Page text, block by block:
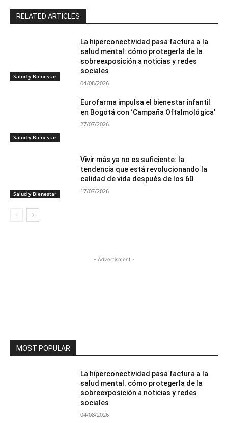
RELATED ARTICLES
Salud y Bienestar
La hiperconectividad pasa factura a la
salud mental: cómo protegerla de la
sobreexposición a noticias y redes
sociales
04/08/2026
Salud y Bienestar
Eurofarma impulsa el bienestar infantil
en Bogotá con ‘Campaña Oftalmológica’
27/07/2026
Salud y Bienestar
Vivir más ya no es suficiente: la
tendencia que está revolucionando la
calidad de vida después de los 60
17/07/2026
- Advertisment -
MOST POPULAR
La hiperconectividad pasa factura a la
salud mental: cómo protegerla de la
sobreexposición a noticias y redes
sociales
04/08/2026